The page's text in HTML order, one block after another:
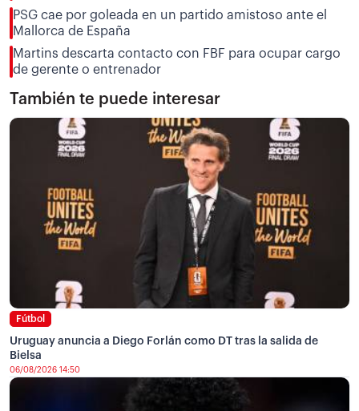
PSG cae por goleada en un partido amistoso ante el
Mallorca de España
Martins descarta contacto con FBF para ocupar cargo
de gerente o entrenador
También te puede interesar
Fútbol
Uruguay anuncia a Diego Forlán como DT tras la salida de
Bielsa
06/08/2026 14:50